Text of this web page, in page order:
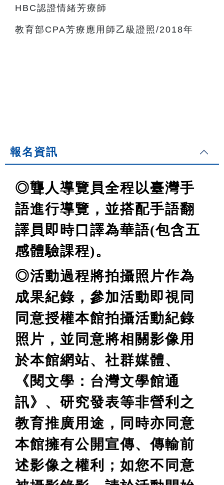
HBC認證情緒芳療師
教育部CPA芳療應用師乙級證照/2018年
報名資訊
◎聾人導覽員全程以臺灣手
語進行導覽，並搭配手語翻
譯員即時口譯為華語(包含五
感體驗課程)。
◎活動過程將拍攝照片作為
成果紀錄，參加活動即視同
同意授權本館拍攝活動紀錄
照片，並同意將相關影像用
於本館網站、社群媒體、
《閱文學：台灣文學館通
訊》、研究發表等非營利之
教育推廣用途，同時亦同意
本館擁有公開宣傳、傳輸前
述影像之權利
；如您不同意